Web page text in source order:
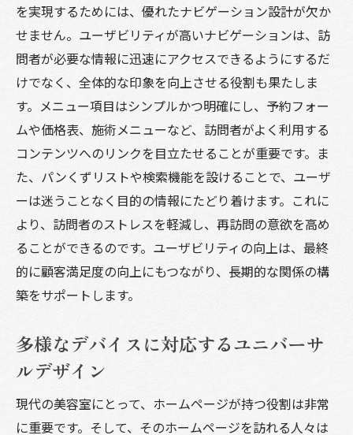
を実現するためには、優れたナビゲーション設計が欠か
せません。ユーザビリティが高いナビゲーションは、訪
問者が必要な情報に迅速にアクセスできるようにするだ
けでなく、全体的な印象を向上させる役割も果たしま
す。メニュー項目はシンプルかつ明確にし、予約フォー
ムや価格表、施術メニューなど、訪問者がよく利用する
コンテンツへのリンクを目立たせることが重要です。ま
た、パンくずリストや検索機能を設けることで、ユーザ
ーは迷うことなく目的の情報にたどり着けます。これに
より、訪問者のストレスを軽減し、再訪問の意欲を高め
ることができるのです。ユーザビリティの向上は、最終
的に顧客満足度の向上にもつながり、長期的な関係の構
築をサポートします。
多様なデバイスに対応するユニバーサ
ルデザイン
現代の美容室にとって、ホームページが持つ役割は非常
に重要です。そして、そのホームページを訪れる人々は